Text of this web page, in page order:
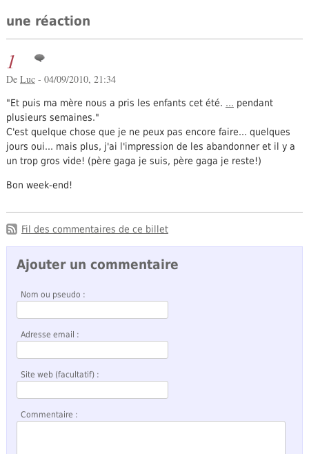
une réaction
1
De Luc- 04/09/2010, 21:34
"Et puis ma mère nous a pris les enfants cet été. ... pendant
plusieurs semaines."
C'est quelque chose que je ne peux pas encore faire... quelques
jours oui... mais plus, j'ai l'impression de les abandonner et il y a
un trop gros vide! (père gaga je suis, père gaga je reste!)
Bon week-end!
Fil des commentaires de ce billet
Ajouter un commentaire
Nom ou pseudo :
Adresse email :
Site web (facultatif) :
Commentaire :